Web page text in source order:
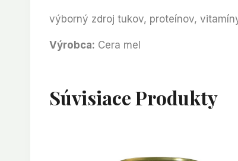
výborný zdroj tukov, proteínov,
Výrobca: Cera mel
Súvisiace Produkty